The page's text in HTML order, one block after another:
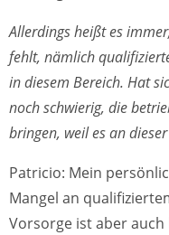
Allerdings heißt es
fehlt, nämlich
in diesem Bereich. Hat
noch schwierig, die
bringen, weil es an
Patricio: Mein
Mangel an
Vorsorge ist aber